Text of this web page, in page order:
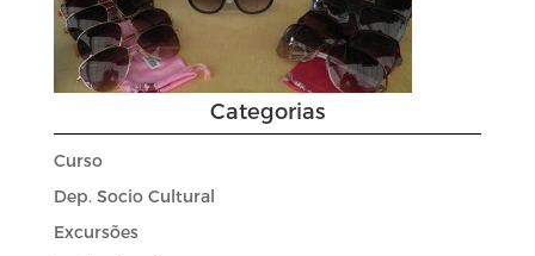
Categorias
Curso
Dep. Socio Cultural
Excursões